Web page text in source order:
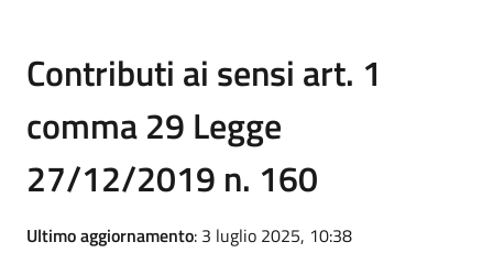
Contributi ai sensi art. 1
comma 29 Legge
27/12/2019 n. 160
Ultimo aggiornamento: 3 luglio 2025, 10:38